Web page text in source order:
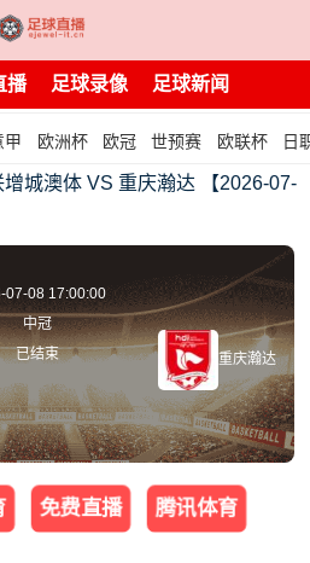
播 足球录像 足球新闻
甲 欧洲杯 欧冠 世预赛 欧联杯 日
增城澳体 VS 重庆瀚达 【2026-07-
07-08 17:00:00
中冠
已结束
重庆瀚达
免费直播 腾讯体育